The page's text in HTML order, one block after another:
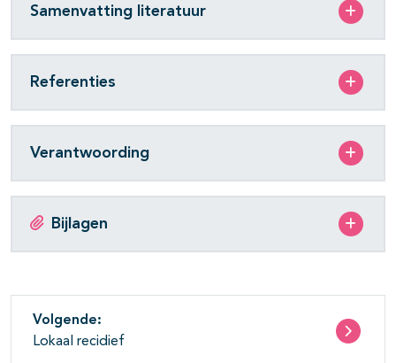
Samenvatting literatuur
Referenties
Verantwoording
Bijlagen
Volgende:
Lokaal recidief